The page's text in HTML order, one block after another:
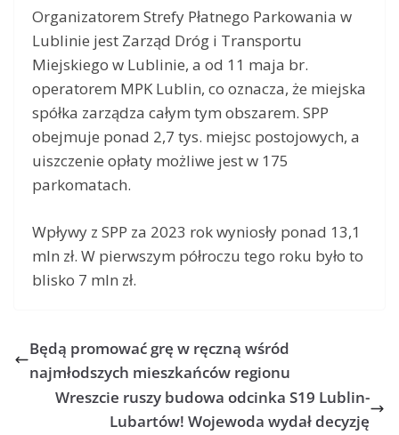
Organizatorem Strefy Płatnego Parkowania w
Lublinie jest Zarząd Dróg i Transportu
Miejskiego w Lublinie, a od 11 maja br.
operatorem MPK Lublin, co oznacza, że miejska
spółka zarządza całym tym obszarem. SPP
obejmuje ponad 2,7 tys. miejsc postojowych, a
uiszczenie opłaty możliwe jest w 175
parkomatach.
Wpływy z SPP za 2023 rok wyniosły ponad 13,1
mln zł. W pierwszym półroczu tego roku było to
blisko 7 mln zł.
Będą promować grę w ręczną wśród
najmłodszych mieszkańców regionu
Wreszcie ruszy budowa odcinka S19 Lublin-
Lubartów! Wojewoda wydał decyzję